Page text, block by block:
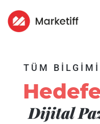
TÜM
Dijital